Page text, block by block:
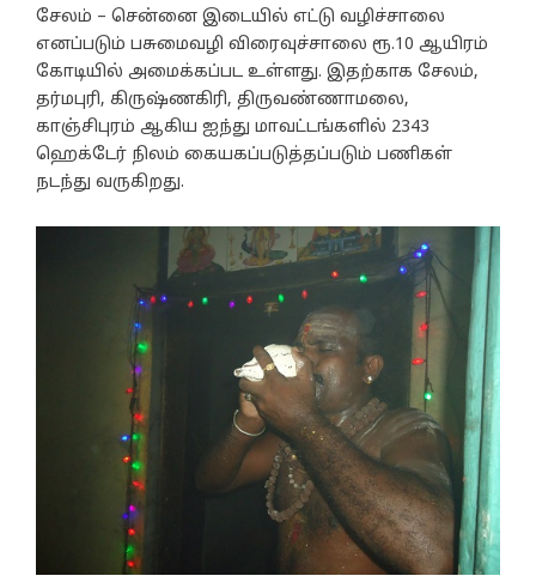
சேலம் – சென்னை இடையில் எட்டு வழிச்சாலை
எனப்படும் பசுமைவழி விரைவுச்சாலை ரூ.10 ஆயிரம்
கோடியில் அமைக்கப்பட உள்ளது. இதற்காக சேலம்,
தர்மபுரி, கிருஷ்ணகிரி, திருவண்ணாமலை,
காஞ்சிபுரம் ஆகிய ஐந்து மாவட்டங்களில் 2343
ஹெக்டேர் நிலம் கையகப்படுத்தப்படும் பணிகள்
நடந்து வருகிறது.